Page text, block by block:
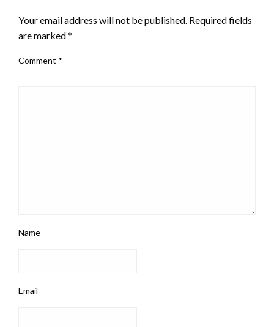
Your email address will not be published. Required fields
are marked*
Comment *
Name
Email